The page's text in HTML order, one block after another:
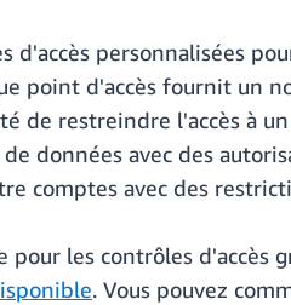
d'accès personnalisées
point d'accès fournit un
de restreindre l'accès à
données avec des
comptes avec des
pour les contrôles
. Vous pouvez